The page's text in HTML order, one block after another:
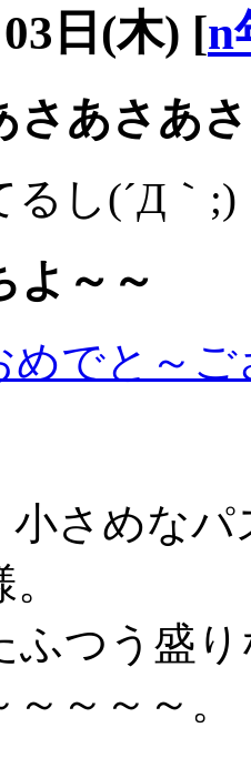
日(木) [n
さあさあ
るし(´Д｀;)
よ～～
めでと～ご
小さめな
ふつう盛
～～～。